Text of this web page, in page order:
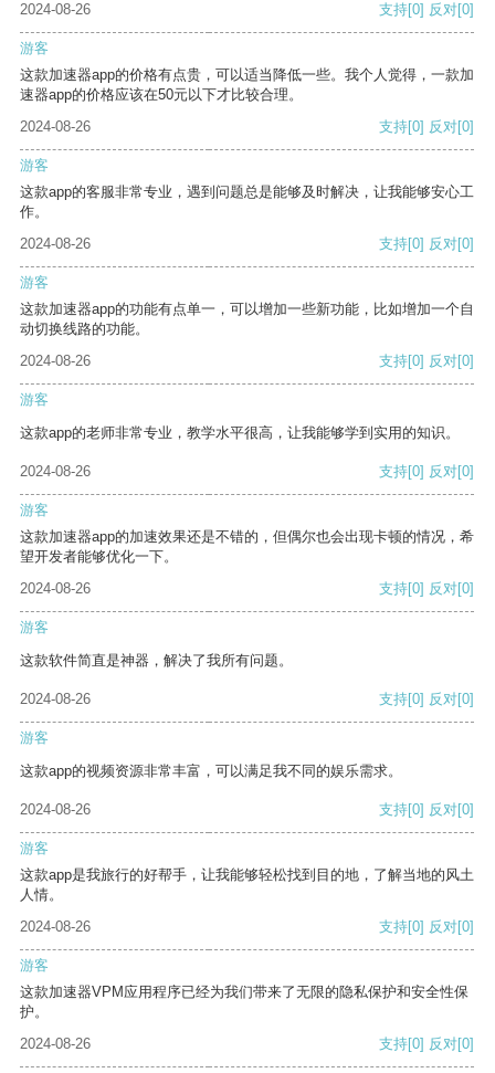
2024-08-26
支持[0] 反对[0]
游客
这款加速器app的价格有点贵，可以适当降低一些。我个人觉得，一款加
速器app的价格应该在50元以下才比较合理。
2024-08-26
支持[0] 反对[0]
游客
这款app的客服非常专业，遇到问题总是能够及时解决，让我能够安心工
作。
2024-08-26
支持[0] 反对[0]
游客
这款加速器app的功能有点单一，可以增加一些新功能，比如增加一个自
动切换线路的功能。
2024-08-26
支持[0] 反对[0]
游客
这款app的老师非常专业，教学水平很高，让我能够学到实用的知识。
2024-08-26 支持[0] 反对[0]
游客
这款加速器app的加速效果还是不错的，但偶尔也会出现卡顿的情况，希
望开发者能够优化一下。
2024-08-26
支持[0] 反对[0]
游客
这款软件简直是神器，解决了我所有问题。
2024-08-26 支持[0] 反对[0]
游客
这款app的视频资源非常丰富，可以满足我不同的娱乐需求。
2024-08-26 支持[0] 反对[0]
游客
这款app是我旅行的好帮手，让我能够轻松找到目的地，了解当地的风土
人情。
2024-08-26
支持[0] 反对[0]
游客
这款加速器VPM应用程序已经为我们带来了无限的隐私保护和安全性保
护。
2024-08-26
支持[0] 反对[0]